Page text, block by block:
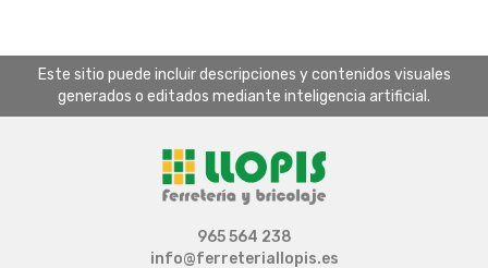
Este sitio puede incluir descripciones y contenidos visuales
generados o editados mediante inteligencia artificial.
965 564 238
info@ferreteriallopis.es